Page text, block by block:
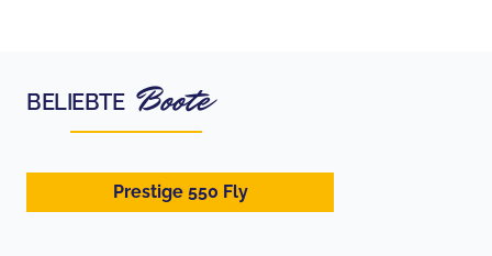
BELIEBTE Boote
Prestige 550 Fly